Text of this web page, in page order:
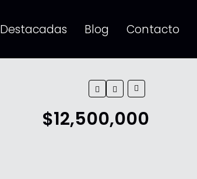
Destacadas Blog Contacto
$12,500,000